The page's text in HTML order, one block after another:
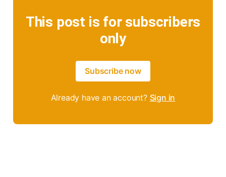
This post is for subscribers
only
Subscribe now
Already have an account? Sign in